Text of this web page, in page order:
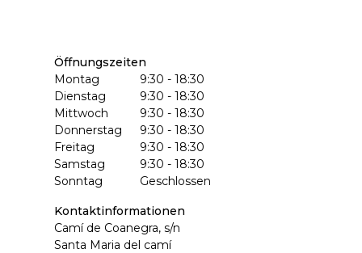
Öffnungszeiten
Montag
9:30 - 18:30
Dienstag
9:30 - 18:30
Mittwoch
9:30 - 18:30
Donnerstag
9:30 - 18:30
Freitag
9:30 - 18:30
Samstag
9:30 - 18:30
Sonntag
Geschlossen
Kontaktinformationen
Camí de Coanegra, s/n
Santa Maria del camí